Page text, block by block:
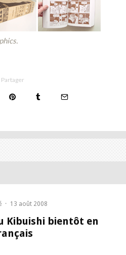
Partager
· 13 août 2008
Kibuishi bientôt en